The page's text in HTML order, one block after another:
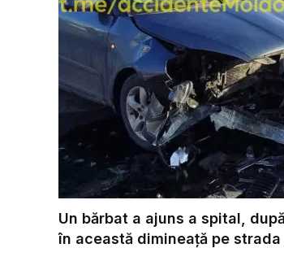
Un bărbat a ajuns a spital,
în această dimineață pe